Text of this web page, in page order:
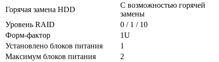
Горячая замена HDD
C возможностью горячей
замены
Уровень RAID
0 / 1 / 10
Форм-фактор
1U
Установлено блоков питания
1
Максимум блоков питания
2